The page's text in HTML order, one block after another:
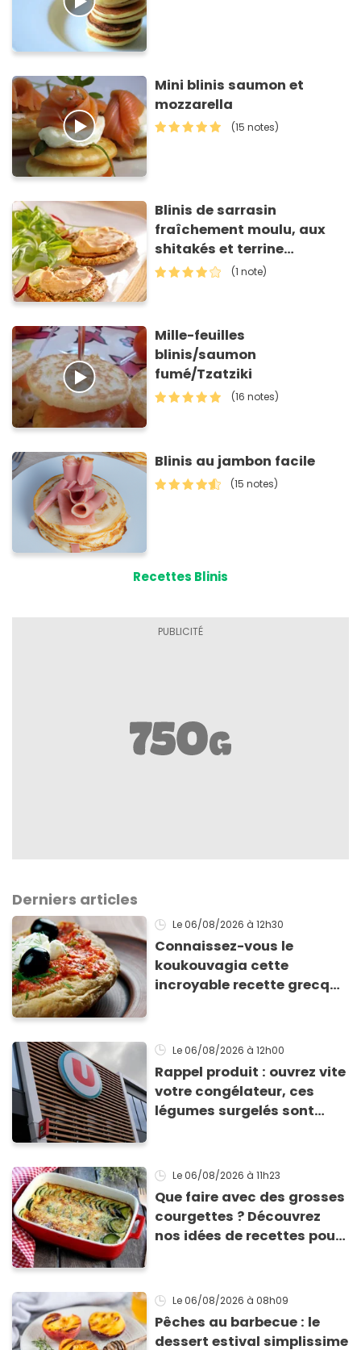
Mini blinis saumon et
mozzarella
(15 notes)
Blinis de sarrasin
fraîchement moulu, aux
shitakés et terrine
forestière
(1 note)
Mille-feuilles
blinis/saumon
fumé/Tzatziki
(16 notes)
Blinis au jambon facile
(15 notes)
Recettes Blinis
Derniers articles
Le 06/08/2026 à 12h30
Connaissez-vous le
koukouvagia cette
incroyable recette grecque
Le 06/08/2026 à 12h00
Rappel produit : ouvrez vite
votre congélateur, ces
légumes surgelés sont
Le 06/08/2026 à 11h23
Que faire avec des grosses
courgettes ? Découvrez
nos idées de recettes pour
Le 06/08/2026 à 08h09
Pêches au barbecue : le
dessert estival simplissime